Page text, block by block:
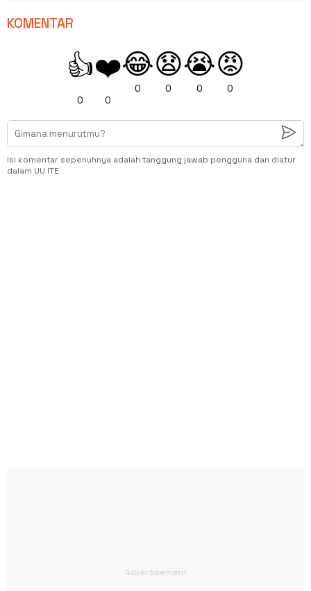
KOMENTAR
👍
0
❤️
0
😂
0
😧
0
😭
0
😡
0
Isi komentar sepenuhnya adalah tanggung jawab pengguna dan diatur
dalam UU ITE